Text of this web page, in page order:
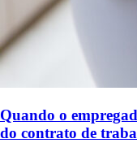
Quando o
do contrato de